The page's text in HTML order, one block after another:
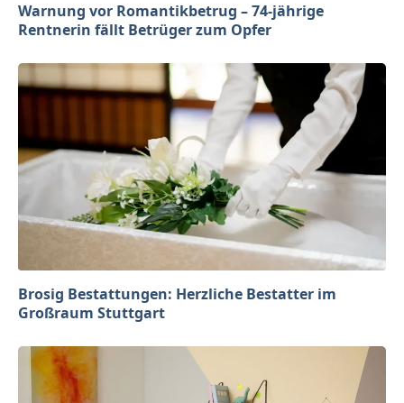
Warnung vor Romantikbetrug – 74-jährige
Rentnerin fällt Betrüger zum Opfer
Brosig Bestattungen: Herzliche Bestatter im
Großraum Stuttgart